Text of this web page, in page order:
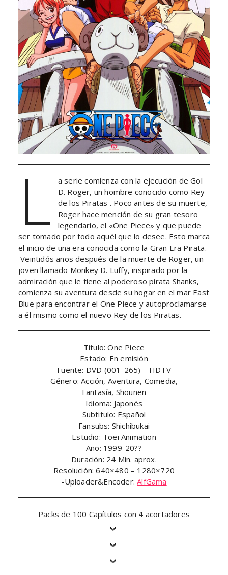
L
a serie comienza con la ejecución de Gol
D. Roger, un hombre conocido como Rey
de los Piratas . Poco antes de su muerte,
Roger hace mención de su gran tesoro
legendario, el «One Piece» y que puede
ser tomado por todo aquél que lo desee. Esto marca
el inicio de una era conocida como la Gran Era Pirata.
Veintidós años después de la muerte de Roger, un
joven llamado Monkey D. Luffy, inspirado por la
admiración que le tiene al poderoso pirata Shanks,
comienza su aventura desde su hogar en el mar East
Blue para encontrar el One Piece y autoproclamarse
a él mismo como el nuevo Rey de los Piratas.
Titulo: One Piece
Estado: En emisión
Fuente: DVD (001-265) – HDTV
Género: Acción, Aventura, Comedia,
Fantasía, Shounen
Idioma: Japonés
Subtitulo: Español
Fansubs: Shichibukai
Estudio: Toei Animation
Año: 1999-20??
Duración: 24 Min. aprox.
Resolución: 640×480 – 1280×720
-Uploader&Encoder:AlfGama
Packs de 100 Capítulos con 4 acortadores